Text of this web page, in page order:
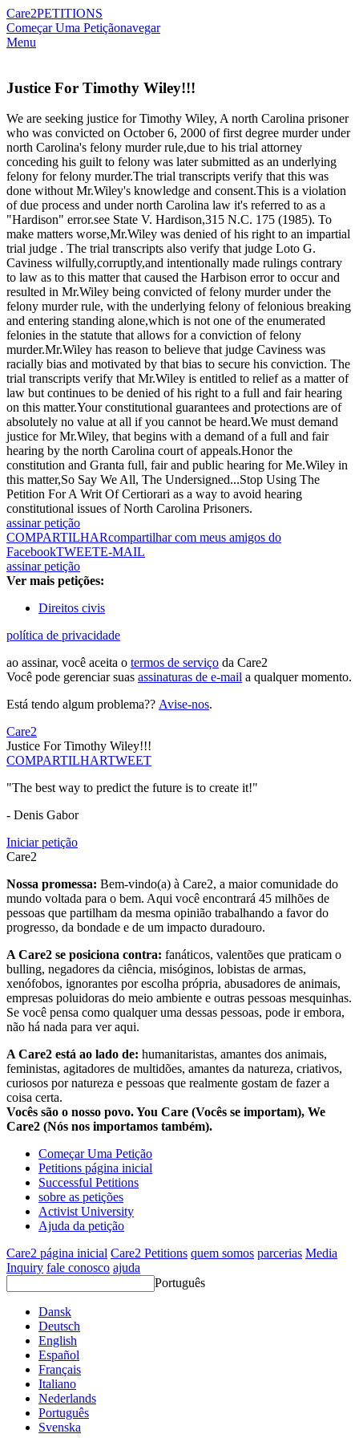
Care2PETITIONS
Começar Uma Petiçãonavegar
Menu
Justice For Timothy Wiley!!!
We are seeking justice for Timothy Wiley, A north Carolina prisoner
who was convicted on October 6, 2000 of first degree murder under
north Carolina's felony murder rule,due to his trial attorney
conceding his guilt to felony was later submitted as an underlying
felony for felony murder.The trial transcripts verify that this was
done without Mr.Wiley's knowledge and consent.This is a violation
of due process and under north Carolina law it's referred to as a
"Hardison" error.see State V. Hardison,315 N.C. 175 (1985). To
make matters worse,Mr.Wiley was denied of his right to an impartial
trial judge . The trial transcripts also verify that judge Loto G.
Caviness wilfully,corruptly,and intentionally made rulings contrary
to law as to this matter that caused the Harbison error to occur and
resulted in Mr.Wiley being convicted of felony murder under the
felony murder rule, with the underlying felony of felonious breaking
and entering standing alone,which is not one of the enumerated
felonies in the statute that allows for a conviction of felony
murder.Mr.Wiley has reason to believe that judge Caviness was
racially bias and motivated by that bias to secure his conviction. The
trial transcripts verify that Mr.Wiley is entitled to relief as a matter of
law but continues to be denied of his right to a full and fair hearing
on this matter.Your constitutional guarantees and protections are of
absolutely no value at all if you cannot be heard.We must demand
justice for Mr.Wiley, that begins with a demand of a full and fair
hearing by the north Carolina court of appeals.Honor the
constitution and Granta full, fair and public hearing for Me.Wiley in
this matter,So Say We All, The Undersigned...Stop Using The
Petition For A Writ Of Certiorari as a way to avoid hearing
constitutional issues of North Carolina Prisoners.
assinar petição
COMPARTILHARcompartilhar com meus amigos do
FacebookTWEETE-MAIL
assinar petição
Ver mais petições:
Direitos civis
política de privacidade
ao assinar, você aceita o termos de serviço da Care2
Você pode gerenciar suas assinaturas de e-mail a qualquer momento.
Está tendo algum problema?? Avise-nos.
Care2
Justice For Timothy Wiley!!!
COMPARTILHARTWEET
"The best way to predict the future is to create it!"
- Denis Gabor
Iniciar petição
Care2
Nossa promessa: Bem-vindo(a) à Care2, a maior comunidade do
mundo voltada para o bem. Aqui você encontrará 45 milhões de
pessoas que partilham da mesma opinião trabalhando a favor do
progresso, da bondade e de um impacto duradouro.
A Care2 se posiciona contra: fanáticos, valentões que praticam o
bulling, negadores da ciência, misóginos, lobistas de armas,
xenófobos, ignorantes por escolha própria, abusadores de animais,
empresas poluidoras do meio ambiente e outras pessoas mesquinhas.
Se você pensa como qualquer uma dessas pessoas, pode ir embora,
não há nada para ver aqui.
A Care2 está ao lado de: humanitaristas, amantes dos animais,
feministas, agitadores de multidões, amantes da natureza, criativos,
curiosos por natureza e pessoas que realmente gostam de fazer a
coisa certa.
Vocês são o nosso povo. You Care (Vocês se importam), We
Care2 (Nós nos importamos também).
Começar Uma Petição
Petitions página inicial
Successful Petitions
sobre as petições
Activist University
Ajuda da petição
Care2 página inicial Care2 Petitions quem somos parcerias Media
Inquiry fale conosco ajuda
Português
Dansk
Deutsch
English
Español
Français
Italiano
Nederlands
Português
Svenska